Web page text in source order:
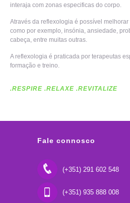
interaja com zonas especificas do corpo.
Através da reflexologia é possível
como por exemplo, insónia, ansiedade,
cabeça, entre muitas outras.
A reflexologia é praticada por terapeutas
formação e treino.
.RESPIRE .RELAXE .REVITALIZE
Fale connosco
(+351) 291 602 548
(+351) 935 888 008